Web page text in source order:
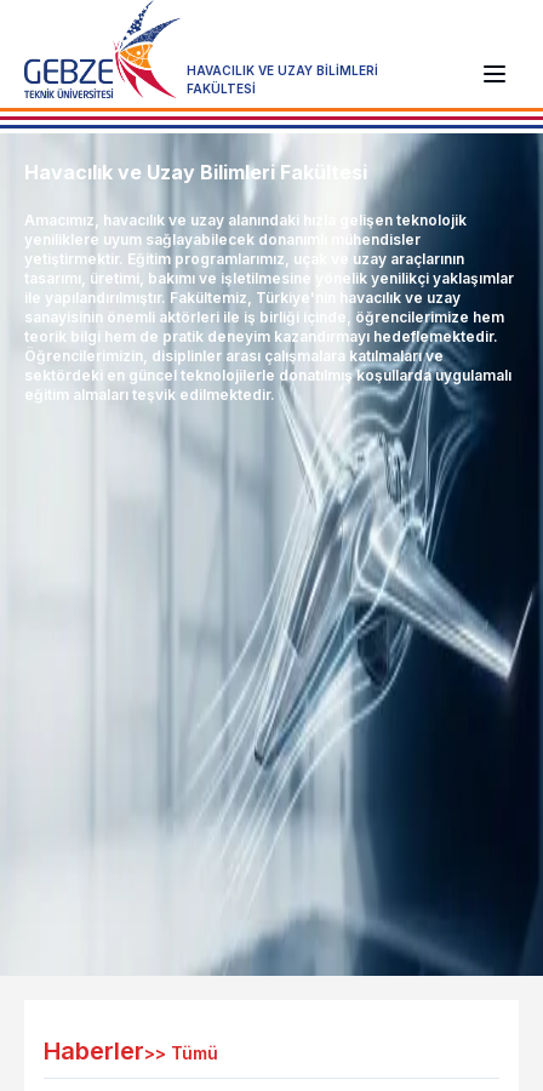
HAVACILIK VE UZAY BİLİMLERİ
FAKÜLTESİ
Havacılık ve Uzay Bilimleri Fakültesi
Amacımız, havacılık ve uzay alanındaki hızla gelişen teknolojik
yeniliklere uyum sağlayabilecek donanımlı mühendisler
yetiştirmektir. Eğitim programlarımız, uçak ve uzay araçlarının
tasarımı, üretimi, bakımı ve işletilmesine yönelik yenilikçi yaklaşımlar
ile yapılandırılmıştır. Fakültemiz, Türkiye'nin havacılık ve uzay
sanayisinin önemli aktörleri ile iş birliği içinde, öğrencilerimize hem
teorik bilgi hem de pratik deneyim kazandırmayı hedeflemektedir.
Öğrencilerimizin, disiplinler arası çalışmalara katılmaları ve
sektördeki en güncel teknolojilerle donatılmış koşullarda uygulamalı
eğitim almaları teşvik edilmektedir.
Haberler>> Tümü